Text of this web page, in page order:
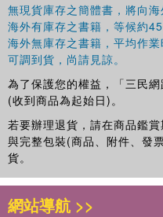
無現貨庫存之簡體書，將向海
海外有庫存之書籍，等候約
海外無庫存之書籍，平均作
可調到貨，尚請見諒。
為了保護您的權益，「三民網
(收到商品為起始日)。
若要辦理退貨，請在商品鑑
與完整包裝(商品、附件、發
貨。
網站導航 >>